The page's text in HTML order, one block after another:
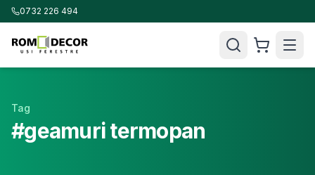
0732 226 494
Tag
#geamuri termopan